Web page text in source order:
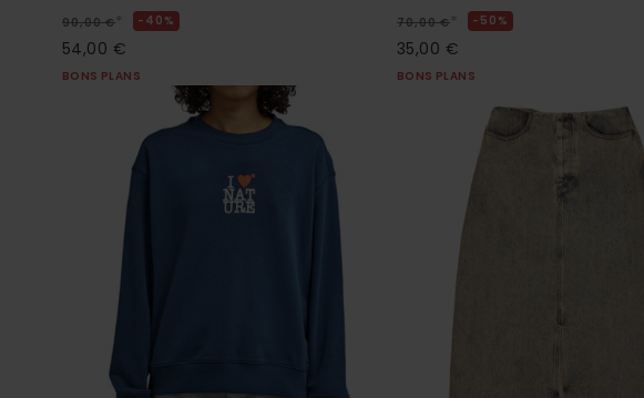
90,00 € * 40%
54,00 €
BONS PLANS
70,00 € * 50%
35,00 €
BONS PLANS